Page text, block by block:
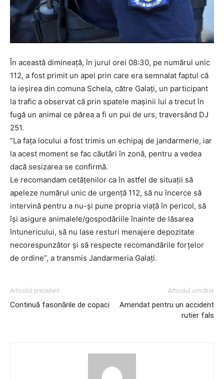
În această dimineață, în jurul orei 08:30, pe numărul unic
112, a fost primit un apel prin care era semnalat faptul că
la ieșirea din comuna Schela, către Galați, un participant
la trafic a observat că prin spatele mașinii lui a trecut în
fugă un animal ce părea a fi un pui de urs, traversând DJ
251.
”La fața locului a fost trimis un echipaj de jandarmerie, iar
la acest moment se fac căutări în zonă, pentru a vedea
dacă sesizarea se confirmă.
Le recomandam cetățenilor ca în astfel de situații să
apeleze numărul unic de urgență 112, să nu încerce să
intervină pentru a nu-și pune propria viață în pericol, să
își asigure animalele/gospodăriile înainte de lăsarea
întunericului, să nu lase resturi menajere depozitate
necorespunzător și să respecte recomandările forțelor
de ordine”, a transmis Jandarmeria Galați.
Articolul precedent
Continuă fasonările de copaci
Articolul următor
Amendat pentru un accident
rutier fals